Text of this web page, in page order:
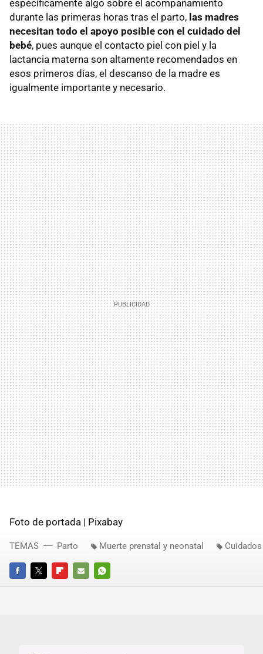
específicamente algo sobre el acompañamiento
durante las primeras horas tras el parto, las madres
necesitan todo el apoyo posible con el cuidado del
bebé, pues aunque el contacto piel con piel y la
lactancia materna son altamente recomendados en
esos primeros días, el descanso de la madre es
igualmente importante y necesario.
Foto de portada | Pixabay
FACEBOOKTWITTERFLIPBOARD
E-
WHATSAPP
TEMAS Parto Muerte prenatal y neonatal